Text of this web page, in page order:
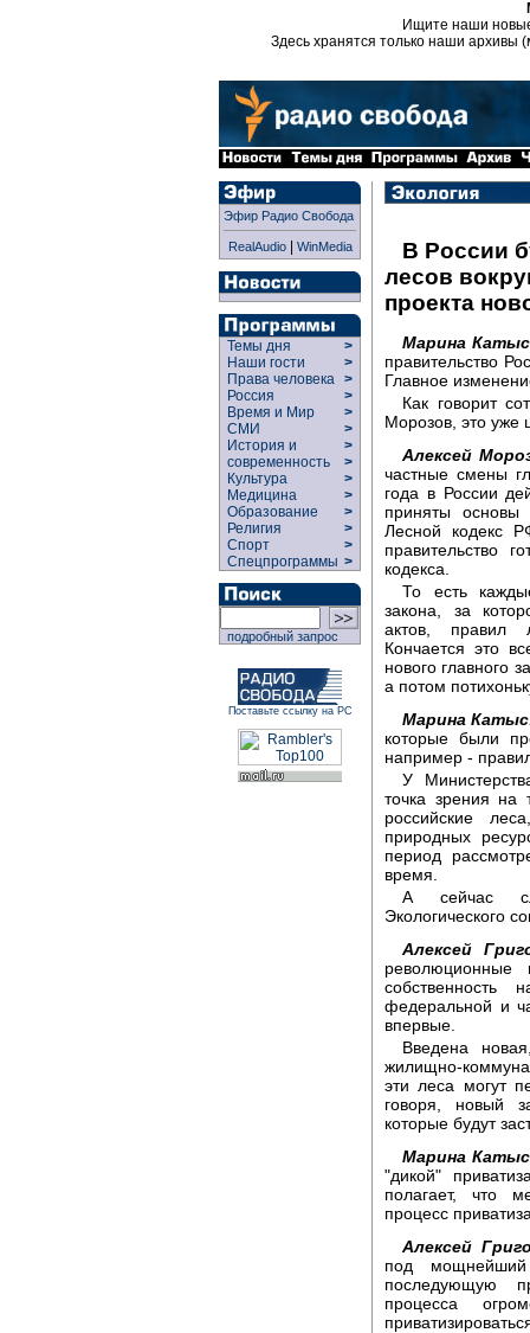
Ищите наши
Здесь хранятся только наши архивы
Эфир Радио Свобода
RealAudio| WinMedia
Темы дня
>
Наши гости
>
Права человека >
Россия
>
Время и Мир
>
СМИ
>
История и
современность
>
>
Культура
>
Медицина
>
Образование
>
Религия
>
Спорт
>
Спецпрограммы >
подробный запрос
Поставьте ссылку на РС
В России
лесов
проекта
Марина
правительство
Главное
Как говорит
Морозов, это уже
Алексей
частные смены
года в России
приняты основы
Лесной кодекс
правительство
кодекса.
То есть
закона, за
актов, правил
Кончается это
нового главного
а потом
Марина
которые были
например -
У
точка зрения на
российские
природных
период
время.
А сейчас
Экологического
Алексей
федеральной и
впервые.
Введена
жилищно-
эти леса могут
говоря, новый
которые будут
Марина
"дикой"
полагает, что
процесс
Алексей
под
последующую
процесса